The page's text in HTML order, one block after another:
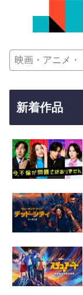
新着作品